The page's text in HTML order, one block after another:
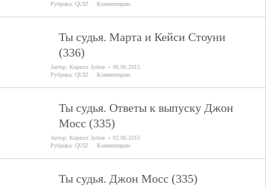
Рубрика: QUIZ Комментарии
Ты судья. Марта и Кейси Стоуни
(336)
Автор: Кирилл Зубов
06.06.2015
Рубрика: QUIZ Комментарии
Ты судья. Ответы к выпуску Джон
Мосс (335)
Автор: Кирилл Зубов
02.06.2015
Рубрика: QUIZ Комментарии
Ты судья. Джон Мосс (335)